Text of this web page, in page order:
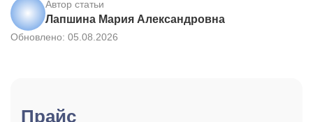
Автор статьи
Лапшина Мария Александровна
Обновлено: 05.08.2026
Прайс